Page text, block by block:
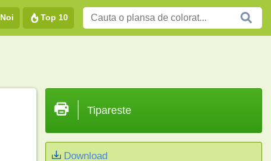
Noi Top 10
Tipareste
Download